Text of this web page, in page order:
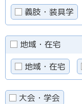
義肢・装具学
地域・在宅
地域・在宅
大会・学会